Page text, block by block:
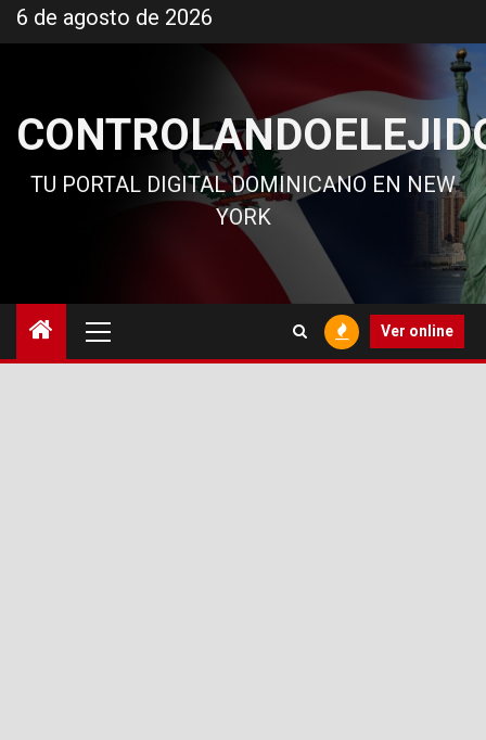
al
6 de agosto de 2026
TU PORTAL DIGITAL DOMINICANO EN NEW
YORK
principal
Ver online